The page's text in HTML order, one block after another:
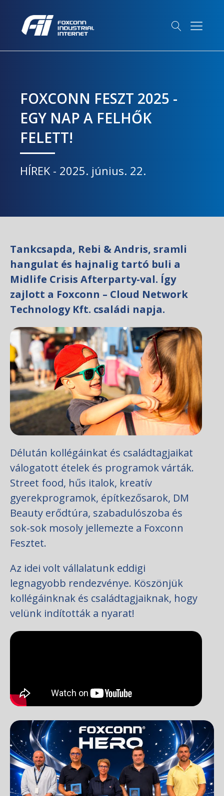
FOXCONN FESZT 2025 -
EGY NAP A FELHŐK
FELETT!
HÍREK - 2025. június. 22.
Tankcsapda, Rebi & Andris, sramli
hangulat és hajnalig tartó buli a
Midlife Crisis Afterparty-val. Így
zajlott a Foxconn – Cloud Network
Technology Kft. családi napja.
Délután kollégáinkat és családtagjaikat
válogatott ételek és programok várták.
Street food, hűs italok, kreatív
gyerekprogramok, építkezősarok, DM
Beauty erődtúra, szabadulószoba és
sok-sok mosoly jellemezte a Foxconn
Fesztet.
Az idei volt vállalatunk eddigi
legnagyobb rendezvénye. Köszönjük
kollégáinknak és családtagjaiknak, hogy
velünk indították a nyarat!